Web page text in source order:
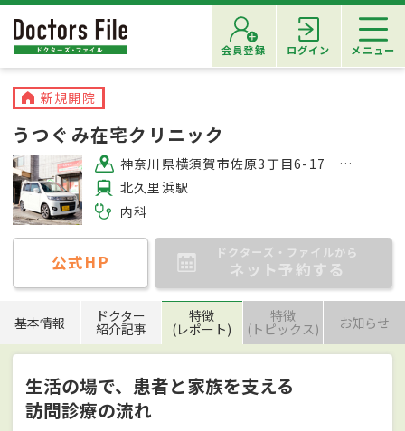
会員登録 ログイン メニュー
新規開院
うつぐみ在宅クリニック
神奈川県横須賀市佐原3丁目6-17 グランドゥール1B号
北久里浜駅
内科
公式HP ドクターズ・ファイルから
ネット予約する
基本情報 ドクター
紹介記事
特徴
(レポート)
特徴
(トピックス) お知らせ
生活の場で、患者と家族を支える
訪問診療の流れ